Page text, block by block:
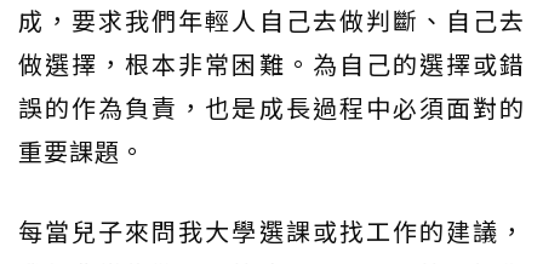
成，要求我們年輕人自己去做判斷、自己去
做選擇，根本非常困難。為自己的選擇或錯
誤的作為負責，也是成長過程中必須面對的
重要課題。
每當兒子來問我大學選課或找工作的建議，